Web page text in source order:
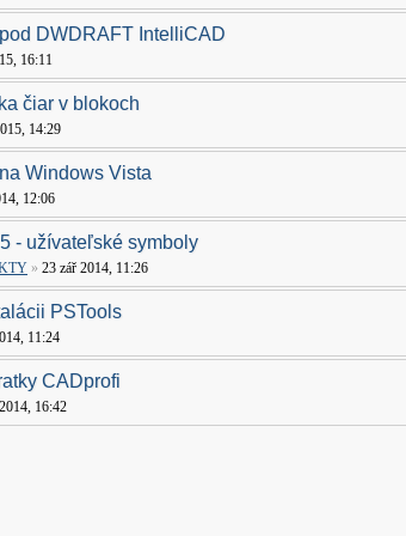
DWDRAFT IntelliCAD
16:11
čiar v blokoch
14:29
Windows Vista
12:06
- užívateľské symboly
» 23 zář 2014, 11:26
PSTools
11:24
CADprofi
16:42